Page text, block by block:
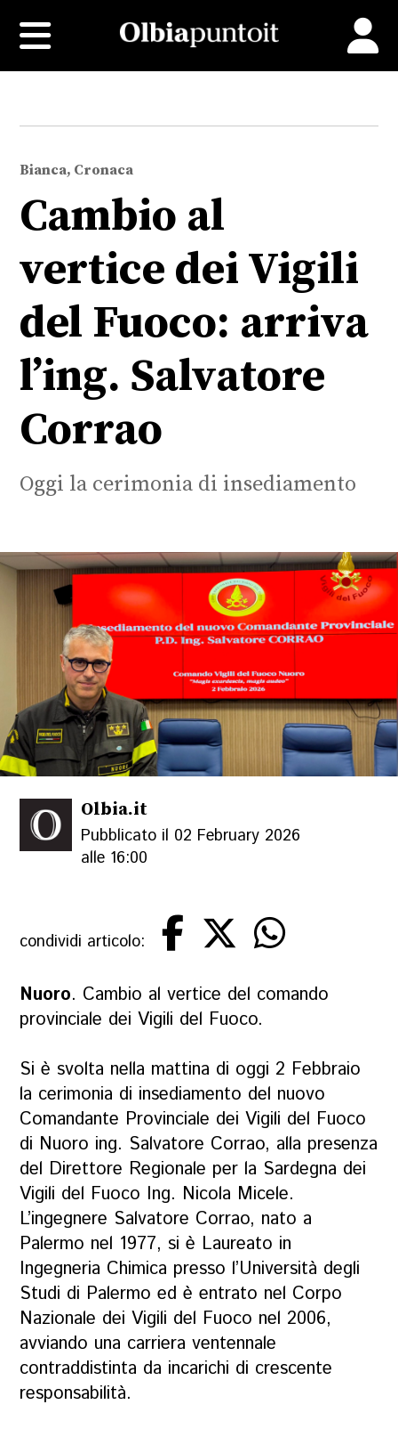
Bianca, Cronaca
Cambio al
vertice dei Vigili
del Fuoco: arriva
l’ing. Salvatore
Corrao
Oggi la cerimonia di insediamento
Olbia.it
Pubblicato il 02 February 2026
alle 16:00
condividi articolo:
Nuoro. Cambio al vertice del comando
provinciale dei Vigili del Fuoco.
Si è svolta nella mattina di oggi 2 Febbraio
la cerimonia di insediamento del nuovo
Comandante Provinciale dei Vigili del Fuoco
di Nuoro ing. Salvatore Corrao, alla presenza
del Direttore Regionale per la Sardegna dei
Vigili del Fuoco Ing. Nicola Micele.
L’ingegnere Salvatore Corrao, nato a
Palermo nel 1977, si è Laureato in
Ingegneria Chimica presso l’Università degli
Studi di Palermo ed è entrato nel Corpo
Nazionale dei Vigili del Fuoco nel 2006,
avviando una carriera ventennale
contraddistinta da incarichi di crescente
responsabilità.